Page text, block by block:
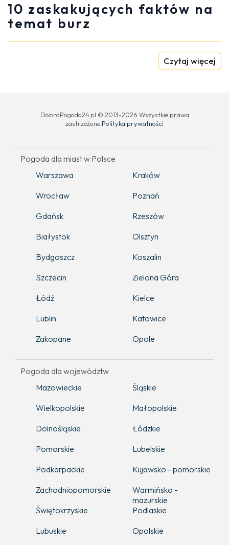
10 zaskakujących faktów na
temat burz
Czytaj więcej
DobraPogoda24.pl © 2013-2026 Wszystkie prawa
zastrzeżone Polityka prywatności
Pogoda dla miast w Polsce
Warszawa
Kraków
Wrocław
Poznań
Gdańsk
Rzeszów
Białystok
Olsztyn
Bydgoszcz
Koszalin
Szczecin
Zielona Góra
Łódź
Kielce
Lublin
Katowice
Zakopane
Opole
Pogoda dla województw
Mazowieckie
Śląskie
Wielkopolskie
Małopolskie
Dolnośląskie
Łódzkie
Pomorskie
Lubelskie
Podkarpackie
Kujawsko - pomorskie
Zachodniopomorskie
Warmińsko -
mazurskie
Świętokrzyskie
Podlaskie
Lubuskie
Opolskie